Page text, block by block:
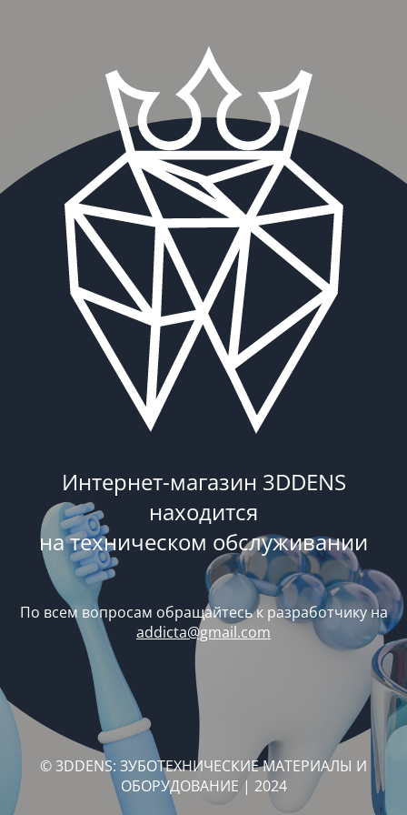
Интернет-магазин 3DDENS
находится
на техническом обслуживании
По всем вопросам обращайтесь к разработчику на
addicta@gmail.com
© 3DDENS: ЗУБОТЕХНИЧЕСКИЕ МАТЕРИАЛЫ И
ОБОРУДОВАНИЕ | 2024